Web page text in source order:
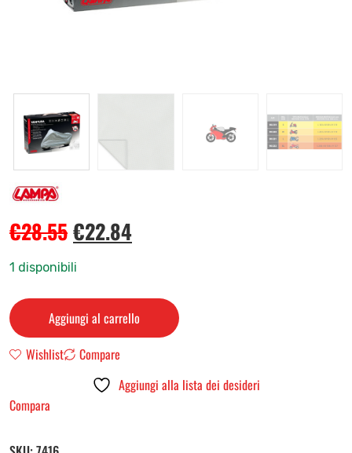
€28.55€22.84
1 disponibili
Aggiungi al carrello
Wishlist
Compare
Aggiungi alla lista dei desideri
Compara